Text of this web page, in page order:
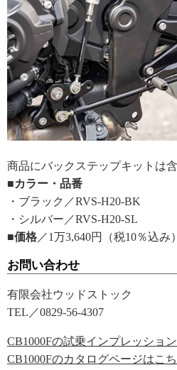
商品にバックステップキットは含
■カラー・品番
・ブラック／RVS-H20-BK
・シルバー／RVS-H20-SL
■価格 ／1万3,640円（税10％込み）
お問い合わせ
有限会社ウッドストック
TEL／0829-56-4307
CB1000Fの試乗インプレッショ
CB1000Fのカタログページはこ